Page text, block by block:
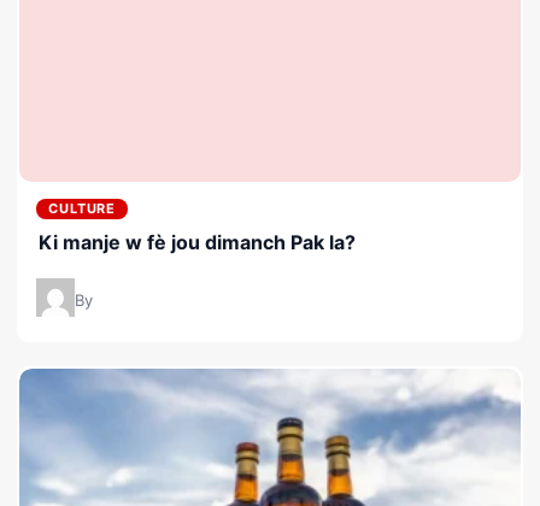
CULTURE
Ki manje w fè jou dimanch Pak la?
By